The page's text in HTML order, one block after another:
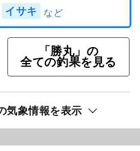
イサキ
「勝丸」の
全ての釣果を見る
気象情報を表示